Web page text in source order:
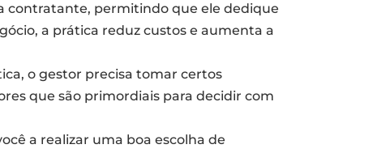
contratante, permitindo que ele dedique
a prática reduz custos e aumenta a
o gestor precisa tomar certos
que são primordiais para decidir com
a realizar uma boa escolha de